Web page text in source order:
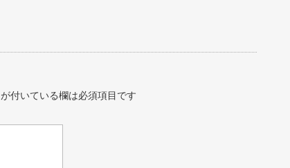
が付いている欄は必須項目です